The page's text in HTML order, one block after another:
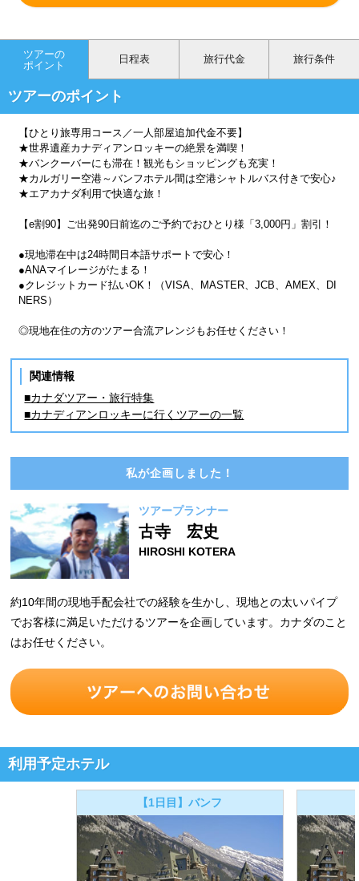
ツアーの
ポイント
日程表 旅行代金 旅行条件
ツアーのポイント
【ひとり旅専用コース／一人部屋追加代金不要】
★世界遺産カナディアンロッキーの絶景を満喫！
★バンクーバーにも滞在！観光もショッピングも充実！
★カルガリー空港～バンフホテル間は空港シャトルバス付きで安心♪
★エアカナダ利用で快適な旅！
【e割90】ご出発90日前迄のご予約でおひとり様「3,000円」割引！
●現地滞在中は24時間日本語サポートで安心！
●ANAマイレージがたまる！
●クレジットカード払いOK！（VISA、MASTER、JCB、AMEX、DI
NERS）
◎現地在住の方のツアー合流アレンジもお任せください！
関連情報
■カナダツアー・旅行特集
■カナディアンロッキーに行くツアーの一覧
私が企画しました！
ツアープランナー
古寺 宏史
HIROSHI KOTERA
約10年間の現地手配会社での経験を生かし、現地との太いパイプ
でお客様に満足いただけるツアーを企画しています。カナダのこと
はお任せください。
利用予定ホテル
【1日目】バンフ